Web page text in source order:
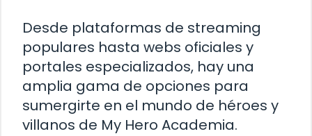
Desde plataformas de streaming
populares hasta webs oficiales y
portales especializados, hay una
amplia gama de opciones para
sumergirte en el mundo de héroes y
villanos de My Hero Academia.